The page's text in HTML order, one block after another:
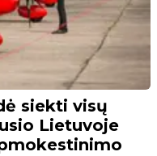
siekti visų
Lietuvoje